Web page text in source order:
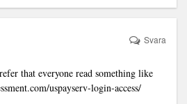
that everyone read something like
uspayserv-login-access/
Svara